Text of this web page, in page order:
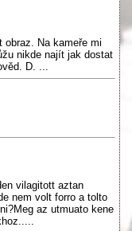
obraz. Na kameře mi
nikde najít jak dostat
D. ...
vilagitott aztan
nem volt forro a tolto
az utmuato kene